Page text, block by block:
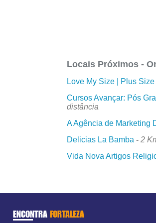
Locais Próximos -
Love My Size | Plus Size
Cursos Avançar: Pós
distância
A Agência de Marketing
Delicias La Bamba -2
Vida Nova Artigos
ENCONTRA FORTALEZA